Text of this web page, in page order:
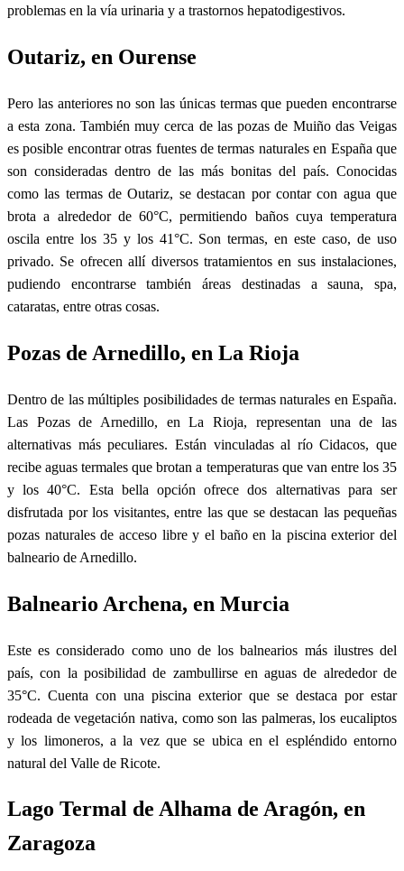
problemas en la vía urinaria y a trastornos hepatodigestivos.
Outariz, en Ourense
Pero las anteriores no son las únicas termas que pueden encontrarse
a esta zona. También muy cerca de las pozas de Muiño das Veigas
es posible encontrar otras fuentes de termas naturales en España que
son consideradas dentro de las más bonitas del país. Conocidas
como las termas de Outariz, se destacan por contar con agua que
brota a alrededor de 60°C, permitiendo baños cuya temperatura
oscila entre los 35 y los 41°C. Son termas, en este caso, de uso
privado. Se ofrecen allí diversos tratamientos en sus instalaciones,
pudiendo encontrarse también áreas destinadas a sauna, spa,
cataratas, entre otras cosas.
Pozas de Arnedillo, en La Rioja
Dentro de las múltiples posibilidades de termas naturales en España.
Las Pozas de Arnedillo, en La Rioja, representan una de las
alternativas más peculiares. Están vinculadas al río Cidacos, que
recibe aguas termales que brotan a temperaturas que van entre los 35
y los 40°C. Esta bella opción ofrece dos alternativas para ser
disfrutada por los visitantes, entre las que se destacan las pequeñas
pozas naturales de acceso libre y el baño en la piscina exterior del
balneario de Arnedillo.
Balneario Archena, en Murcia
Este es considerado como uno de los balnearios más ilustres del
país, con la posibilidad de zambullirse en aguas de alrededor de
35°C. Cuenta con una piscina exterior que se destaca por estar
rodeada de vegetación nativa, como son las palmeras, los eucaliptos
y los limoneros, a la vez que se ubica en el espléndido entorno
natural del Valle de Ricote.
Lago Termal de Alhama de Aragón, en
Zaragoza